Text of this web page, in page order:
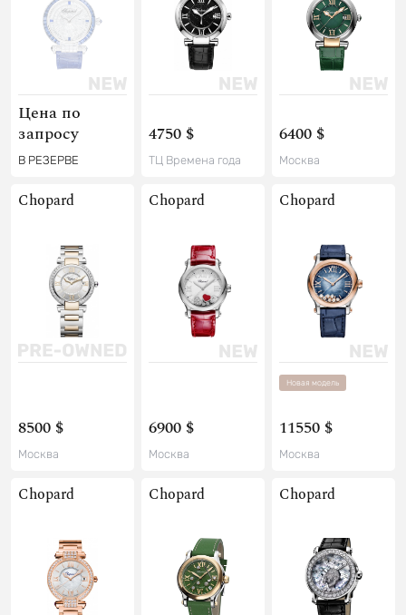
Цена по
запросу
В РЕЗЕРВЕ
4750 $
ТЦ Времена года
6400 $
Москва
Chopard
8500 $
Москва
Chopard
6900 $
Москва
Chopard
Новая модель
11550 $
Москва
Chopard Chopard Chopard